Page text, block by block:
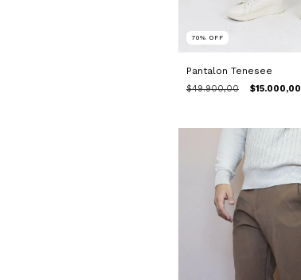
70% OFF
Pantalon Tenesee
$49.900,00 $15.000,00